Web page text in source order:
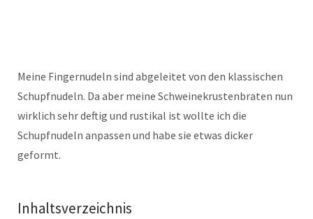
Meine Fingernudeln sind abgeleitet von den klassischen
Schupfnudeln. Da aber meine Schweinekrustenbraten nun
wirklich sehr deftig und rustikal ist wollte ich die
Schupfnudeln anpassen und habe sie etwas dicker
geformt.
Inhaltsverzeichnis